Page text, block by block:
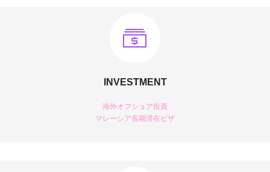
INVESTMENT
海外オフショア投資
マレーシア長期滞在ビザ